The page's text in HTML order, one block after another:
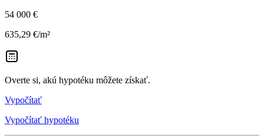
54 000 €
635,29 €/m²
Overte si, akú hypotéku môžete získať.
Vypočítať
Vypočítať hypotéku